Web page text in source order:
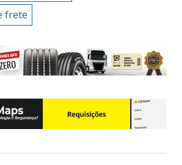
frete